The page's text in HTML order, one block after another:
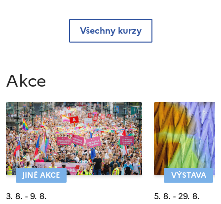
Všechny kurzy
Akce
JINÉ AKCE
3. 8. - 9. 8.
VÝSTAVA
5. 8. - 29. 8.